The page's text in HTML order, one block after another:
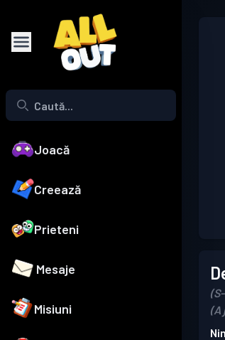
Joacă
Creează
Prieteni
Mesaje
Misiuni
(A